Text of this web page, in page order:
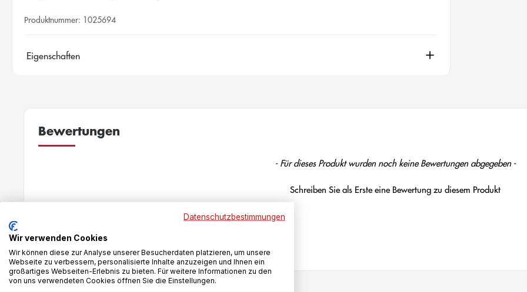
Produktnummer: 1025694
Eigenschaften
Bewertungen
- Für dieses Produkt wurden noch keine Bewertungen abgegeben -
Schreiben Sie als Erste eine Bewertung zu diesem Produkt
Datenschutzbestimmungen
Wir verwenden Cookies
Wir können diese zur Analyse unserer Besucherdaten platzieren, um unsere
Webseite zu verbessern, personalisierte Inhalte anzuzeigen und Ihnen ein
großartiges Webseiten-Erlebnis zu bieten. Für weitere Informationen zu den
von uns verwendeten Cookies öffnen Sie die Einstellungen.